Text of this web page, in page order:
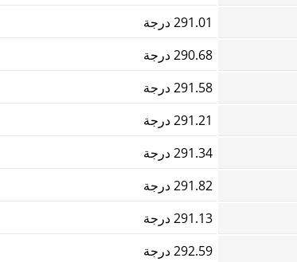
291.01 درجة
290.68 درجة
291.58 درجة
291.21 درجة
291.34 درجة
291.82 درجة
291.13 درجة
292.59 درجة